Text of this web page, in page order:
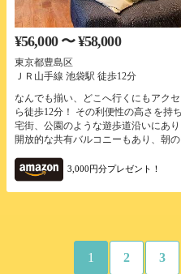
¥56,000 〜 ¥58,000
東京都豊島区
ＪＲ山手線 池袋駅 徒歩12分
なんでも揃い、どこへ行くにもアク
ら徒歩12分！ その利便性の高さを持
宅街、公園のような遊歩道沿いにあ
開放的な共有バルコニーもあり、朝
3,000円分プレゼント！
1 2 3